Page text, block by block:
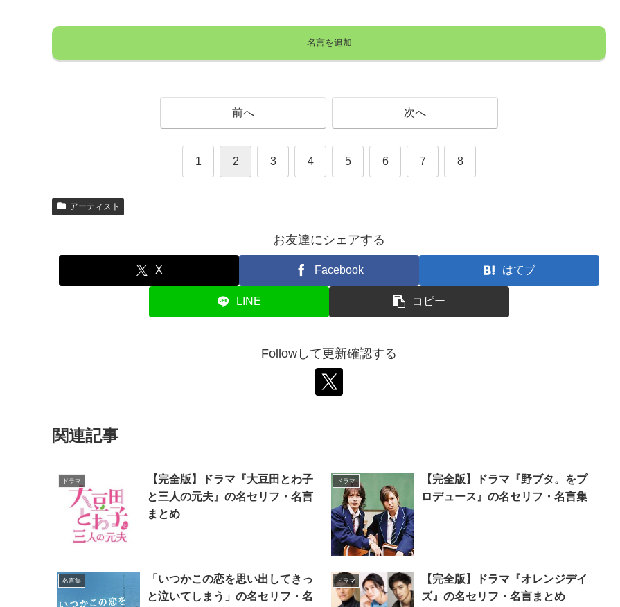
前へ 次へ
1 2 3 4 5 6 7 8
アーティスト
お友達にシェアする
X Facebook はてブ
LINE コピー
Followして更新確認する
関連記事
ドラマ
【完全版】ドラマ『大豆田とわ子
と三人の元夫』の名セリフ・名言
まとめ
ドラマ
【完全版】ドラマ『野ブタ。をプ
ロデュース』の名セリフ・名言集
名言集
「いつかこの恋を思い出してきっ
と泣いてしまう」の名セリフ・名
ドラマ
【完全版】ドラマ『オレンジデイ
ズ』の名セリフ・名言まとめ